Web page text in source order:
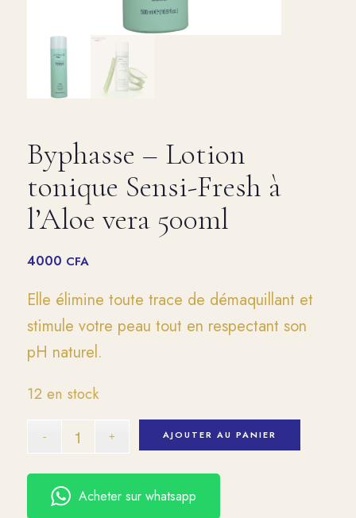
Byphasse – Lotion
tonique Sensi-Fresh à
l’Aloe vera 500ml
4000 CFA
Elle élimine toute trace de démaquillant et
stimule votre peau tout en respectant son
pH naturel.
12 en stock
AJOUTER AU PANIER
Acheter sur whatsapp